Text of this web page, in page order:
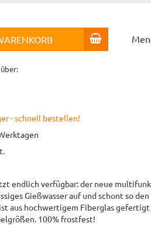
- schnell bestellen!
endlich verfügbar: der neue
Gießwasser auf und schont so
aus hochwertigem Fiberglas
100% frostfest!